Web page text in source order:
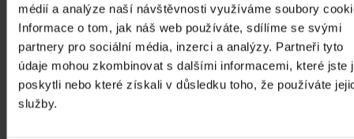
médií a analýze naší návštěvnosti využíváme soubory
Informace o tom, jak náš web používáte, sdílíme se svými
partnery pro sociální média, inzerci a analýzy. Partneři tyto
údaje mohou zkombinovat s dalšími informacemi, které jste
poskytli nebo které získali v důsledku toho, že používáte
služby.
Skladem 69 Kč
ZOBRAZIT VŠECHNY
PODOBNÉ PRODUKTY